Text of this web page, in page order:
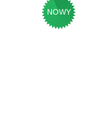
NOWY